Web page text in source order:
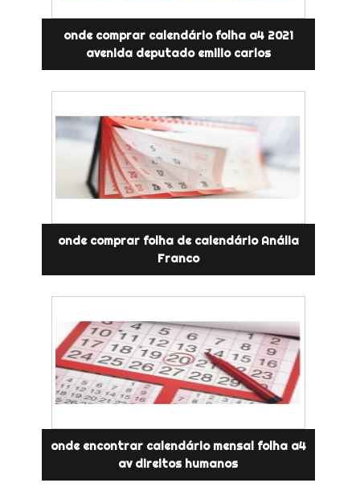
onde comprar calendário folha a4 2021
avenida deputado emilio carlos
onde comprar folha de calendário Anália
Franco
onde encontrar calendário mensal folha a4
av direitos humanos